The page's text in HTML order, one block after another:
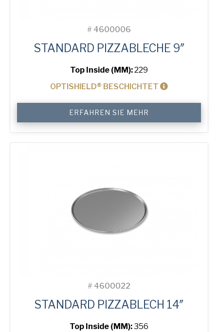
# 4600006
STANDARD PIZZABLECHE 9″
Top Inside (MM):229
OPTISHIELD® BESCHICHTET
Pizza
Tray
Menge
ERFAHREN SIE MEHR
# 4600022
STANDARD PIZZABLECH 14″
Top Inside (MM):356